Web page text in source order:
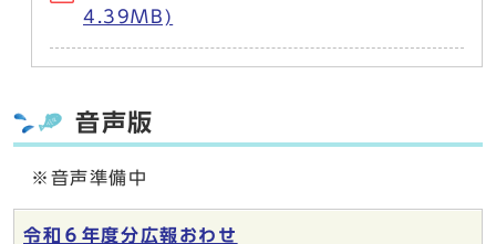
4.39MB)
音声版
※音声準備中
令和６年度分広報おわせ